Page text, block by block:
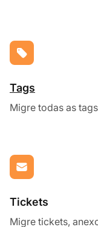
Tags
Migre todas as
Tickets
Migre tickets,